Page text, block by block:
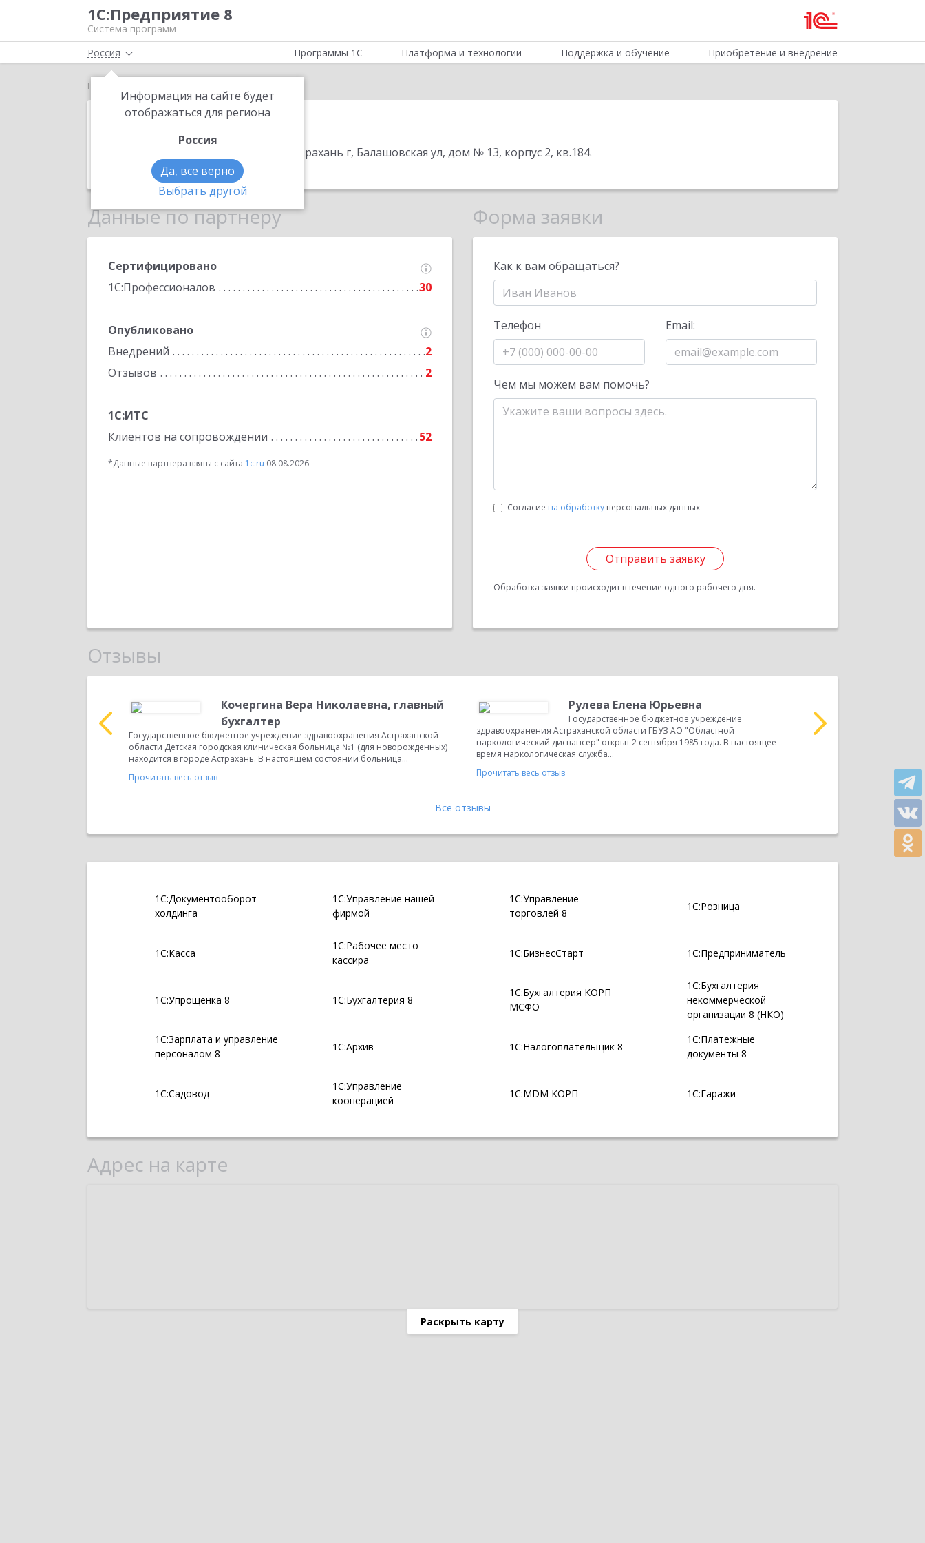
1С:Предприятие 8
Система программ
Россия
Информация на сайте будет
отображаться для региона
Россия
Да, все верно
Выбрать другой
Программы 1С Платформа и технологии Поддержка и обучение Приобретение и внедрение
Главная
Константа
414041, Астраханская обл, Астрахань г, Балашовская ул, дом № 13, корпус 2, кв.184.
Телефон: 8 (8512) 69-1969
Данные по партнеру
Сертифицировано
1С:Профессионалов
30
Опубликовано
Внедрений
2
Отзывов
2
1С:ИТС
Клиентов на сопровождении
52
*Данные партнера взяты с сайта 1c.ru 08.08.2026
Форма заявки
Как к вам обращаться?
Телефон Email:
Чем мы можем вам помочь?
Согласие на обработку персональных данных
Отправить заявку
Обработка заявки происходит в течение одного рабочего дня.
Отзывы
Кочергина Вера Николаевна, главный
бухгалтер
Государственное бюджетное учреждение здравоохранения Астраханской
области Детская городская клиническая больница №1 (для новорожденных)
находится в городе Астрахань. В настоящем состоянии больница...
Прочитать весь отзыв
Рулева Елена Юрьевна
Государственное бюджетное учреждение
здравоохранения Астраханской области ГБУЗ АО "Областной
наркологический диспансер" открыт 2 сентября 1985 года. В настоящее
время наркологическая служба...
Прочитать весь отзыв
Прочитать весь отзыв
Все отзывы
1С:Документооборот
холдинга
1С:Управление нашей
фирмой
1С:Управление
торговлей 8
1С:Розница
1С:Касса
1С:Рабочее место
кассира
1С:БизнесСтарт 1С:Предприниматель
1С:Упрощенка 8 1С:Бухгалтерия 8
1С:Бухгалтерия КОРП
МСФО
1С:Бухгалтерия
некоммерческой
организации 8 (НКО)
1С:Зарплата и управление
персоналом 8
1С:Архив 1С:Налогоплательщик 8
1С:Платежные
документы 8
1С:Садовод
1С:Управление
кооперацией
1С:MDM КОРП 1С:Гаражи
Адрес на карте
Раскрыть карту